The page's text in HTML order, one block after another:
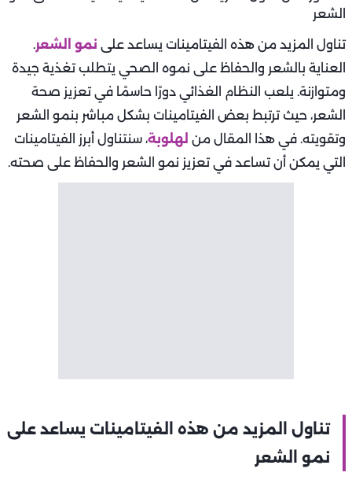
تناول المزيد من هذه الفيتامينات يساعد على نمو الشعر.
العناية بالشعر والحفاظ على نموه الصحي يتطلب تغذية جيدة
ومتوازنة. يلعب النظام الغذائي دورًا حاسمًا في تعزيز صحة
الشعر، حيث ترتبط بعض الفيتامينات بشكل مباشر بنمو الشعر
وتقويته. في هذا المقال من لهلوبة، سنتناول أبرز الفيتامينات
التي يمكن أن تساعد في تعزيز نمو الشعر والحفاظ على صحته.
تناول المزيد من هذه الفيتامينات يساعد على
نمو الشعر